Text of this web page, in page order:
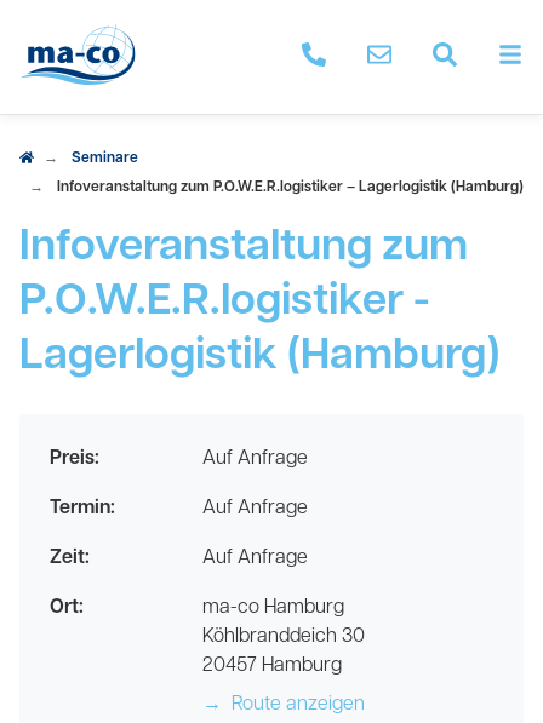
ma-co anrufen
NachrichtSeminar
Seminare
Infoveranstaltung zum P.O.W.E.R.logistiker – Lagerlogistik (Hamburg)
Infoveranstaltung zum
P.O.W.E.R.logistiker -
Lagerlogistik (Hamburg)
Preis: Auf Anfrage
Termin: Auf Anfrage
Zeit: Auf Anfrage
Ort:
ma-co Hamburg
Köhlbranddeich 30
20457 Hamburg
→
Route anzeigen